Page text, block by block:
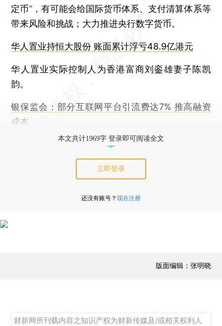
定币”，有可能会给国际货币体系、支付清算体系等
带来风险和挑战；大力推进央行数字货币。
华人置业持恒大股份 账面累计浮亏48.9亿港元
华人置业实际控制人为香港富商刘銮雄妻子陈凯
韵。
银保监会：部分互联网平台引流费达7% 推高融资
成本
本文共计1969字 登录即可阅读全文
立即登录
还没有账号？ 现在注册
版面编辑：张明晓
财新网所刊载内容之知识产权为财新传媒及/或相关权利人